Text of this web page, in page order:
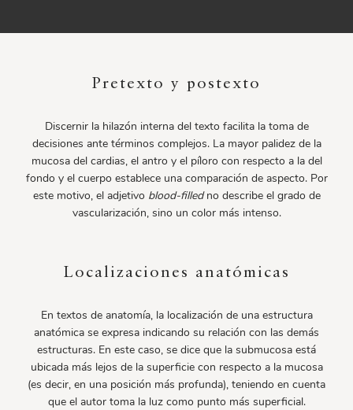
Pretexto y postexto
Discernir la hilazón interna del texto facilita la toma de
decisiones ante términos complejos. La mayor palidez de la
mucosa del cardias, el antro y el píloro con respecto a la del
fondo y el cuerpo establece una comparación de aspecto. Por
este motivo, el adjetivo blood-filledno describe el grado de
vascularización, sino un color más intenso.
Localizaciones anatómicas
En textos de anatomía, la localización de una estructura
anatómica se expresa indicando su relación con las demás
estructuras. En este caso, se dice que la submucosa está
ubicada más lejos de la superficie con respecto a la mucosa
(es decir, en una posición más profunda), teniendo en cuenta
que el autor toma la luz como punto más superficial.